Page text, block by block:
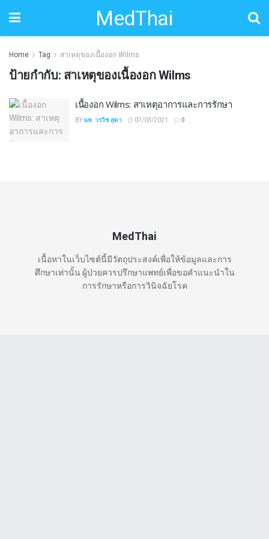
MedThai
Home Tag สาเหตุของเนื้องอก Wilms
ป้ายกำกับ: สาเหตุของเนื้องอก Wilms
เนื้องอก Wilms: สาเหตุอาการและการรักษา
BYนพ. วรวิช สุตา 07/03/2021 0
MedThai
เนื้อหาในเว็บไซต์นี้มีวัตถุประสงค์เพื่อให้ข้อมูลและการ
ศึกษาเท่านั้น ผู้ป่วยควรปรึกษาแพทย์เพื่อขอคำแนะนำใน
การรักษาหรือการวินิจฉัยโรค